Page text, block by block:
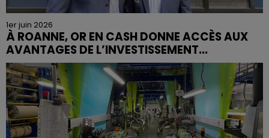
1er juin 2026
À ROANNE, OR EN CASH DONNE ACCÈS AUX
AVANTAGES DE L’INVESTISSEMENT...